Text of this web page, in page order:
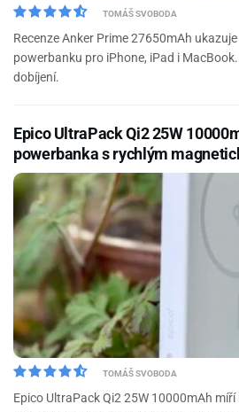
TOMÁŠ SVOBODA
Recenze Anker Prime 27650mAh
powerbanku pro iPhone, iPad i
dobíjení.
Epico UltraPack Qi2 25W
powerbanka s rychlým
TOMÁŠ SVOBODA
Epico UltraPack Qi2 25W 10000mAh